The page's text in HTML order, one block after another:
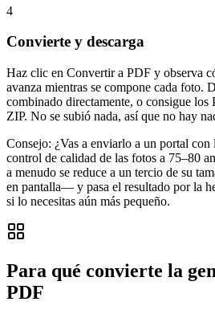
4
Convierte y descarga
Haz clic en Convertir a PDF y observa
avanza mientras se compone cada foto.
combinado directamente, o consigue los
ZIP. No se subió nada, así que no hay
Consejo: ¿Vas a enviarlo a un portal
control de calidad de las fotos a 75–80
a menudo se reduce a un tercio de su
en pantalla— y pasa el resultado por la
si lo necesitas aún más pequeño.
Para qué convierte la
PDF